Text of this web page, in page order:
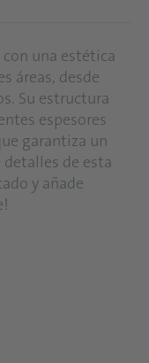
una estética
áreas, desde
Su estructura
espesores
garantiza un
detalles de esta
y añade